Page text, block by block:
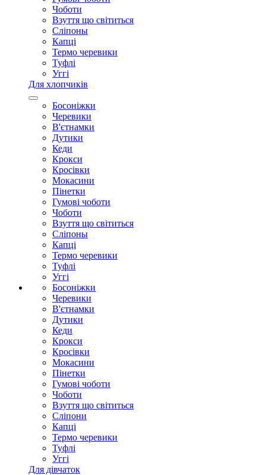
Чоботи
Взуття що світиться
Сліпоны
Капці
Термо черевики
Туфлі
Уггі
Для хлопчиків
Босоніжки
Черевики
В'єтнамки
Дутики
Кеди
Крокси
Кросівки
Мокасини
Пінетки
Гумові чоботи
Чоботи
Взуття що світиться
Сліпоны
Капці
Термо черевики
Туфлі
Уггі
Босоніжки
Черевики
В'єтнамки
Дутики
Кеди
Крокси
Кросівки
Мокасини
Пінетки
Гумові чоботи
Чоботи
Взуття що світиться
Сліпони
Капці
Термо черевики
Туфлі
Уггі
Для дівчаток